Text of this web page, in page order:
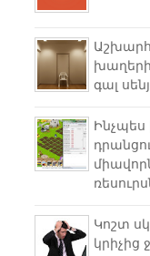
գալ
Կոշտ
կրիչից